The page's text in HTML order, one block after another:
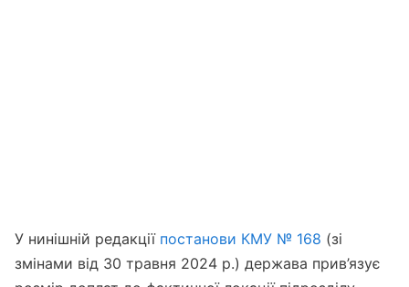
У нинішній редакції постанови КМУ № 168 (зі
змінами від 30 травня 2024 р.) держава прив’язує